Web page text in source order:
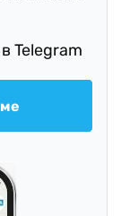
Telegram